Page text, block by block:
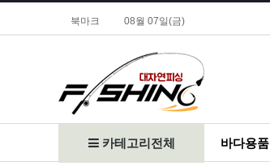
북마크 08월 07일(금)
카테고리전체 바다용품